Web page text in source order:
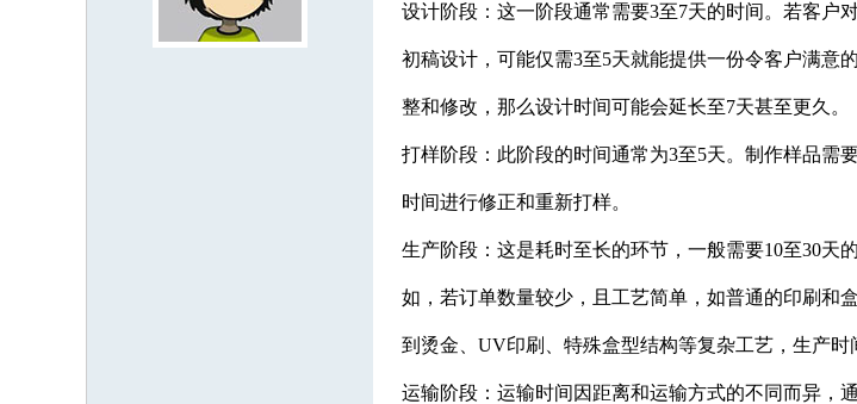
设计阶段：这一阶段通常需要3至7天的时间。若客户
初稿设计，可能仅需3至5天就能提供一份令客户满意
整和修改，那么设计时间可能会延长至7天甚至更久。
打样阶段：此阶段的时间通常为3至5天。制作样品需
时间进行修正和重新打样。
生产阶段：这是耗时至长的环节，一般需要10至30天
如，若订单数量较少，且工艺简单，如普通的印刷和
到烫金、UV印刷、特殊盒型结构等复杂工艺，生产时
运输阶段：运输时间因距离和运输方式的不同而异，